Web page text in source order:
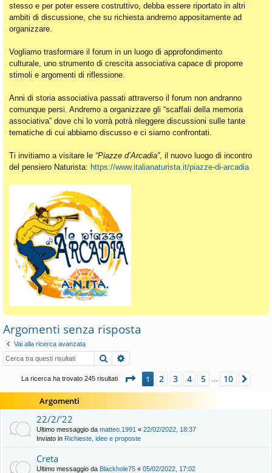
stesso e per poter essere costruttivo, debba essere riportato in altri
ambiti di discussione, che su richiesta andremo appositamente ad
organizzare.
Vogliamo trasformare il forum in un luogo di approfondimento
culturale, uno strumento di crescita associativa capace di proporre
stimoli e argomenti di riflessione.
Anni di storia associativa passati attraverso il forum non andranno
comunque persi. Andremo a organizzare gli “scaffali della memoria
associativa” dove chi lo vorrà potrà rileggere discussioni sulle tante
tematiche di cui abbiamo discusso e ci siamo confrontati.
Ti invitiamo a visitare le “Piazze d’Arcadia”, il nuovo luogo di incontro
del pensiero Naturista: https://www.italianaturista.it/piazze-di-arcadia
Argomenti senza risposta
Vai alla ricerca avanzata
Cerca
La ricerca ha trovato 245 risultati Pagina di 10
1 2 3 4 5 10
Argomenti
22/2/'22
Ultimo messaggio da matteo.1991 « 22/02/2022, 18:37
Inviato in Richieste, idee e proposte
Creta
Ultimo messaggio da Blackhole75 « 05/02/2022, 17:02